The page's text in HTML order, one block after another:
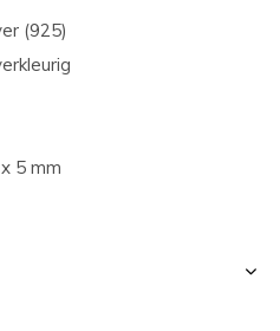
(925)
5 mm